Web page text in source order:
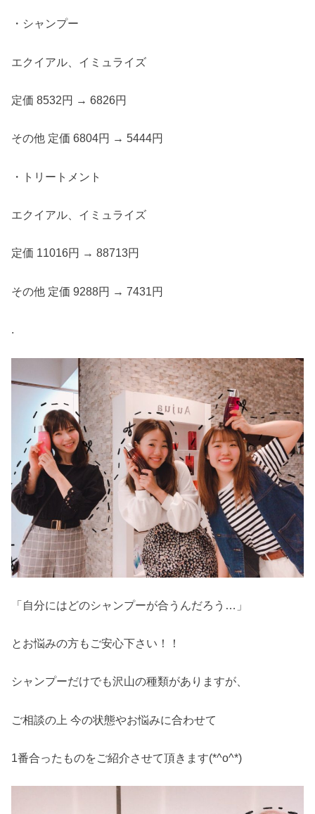
・シャンプー
エクイアル、イミュライズ
定価 8532円 → 6826円
その他 定価 6804円 → 5444円
・トリートメント
エクイアル、イミュライズ
定価 11016円 → 88713円
その他 定価 9288円 → 7431円
.
「自分にはどのシャンプーが合うんだろう…」
とお悩みの方もご安心下さい！！
シャンプーだけでも沢山の種類がありますが、
ご相談の上 今の状態やお悩みに合わせて
1番合ったものをご紹介させて頂きます(*^o^*)